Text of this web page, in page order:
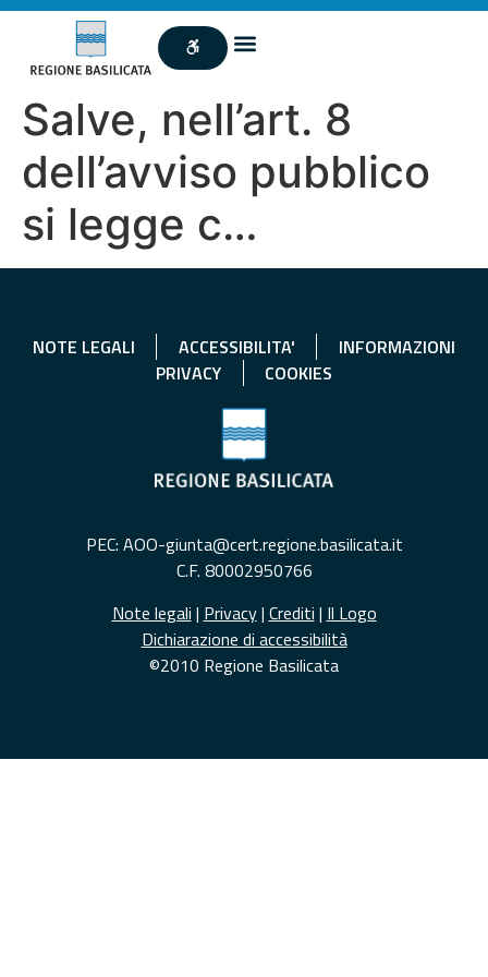
Salve, nell’art. 8
dell’avviso pubblico
si legge c…
NOTE LEGALI ACCESSIBILITA'
INFORMAZIONI
PRIVACY
COOKIES
PEC: AOO-giunta@cert.regione.basilicata.it
C.F. 80002950766
Note legali | Privacy| Crediti | Il Logo
Dichiarazione di accessibilità
©2010 Regione Basilicata